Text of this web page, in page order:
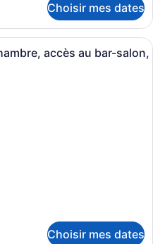
Choisir mes dates
Une chambre d’hôtel avec un
accès au bar-salon,
Choisir mes dates